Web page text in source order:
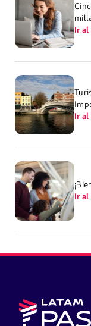
Ir al
Ir al
Ir